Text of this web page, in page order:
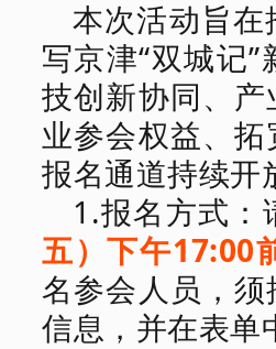
本次活动旨
写京津“双城记”
技创新协同、
业参会权益、拓
报名通道持续开
1.报名方式：
五）下午17:00
名参会人员，
信息，并在表单